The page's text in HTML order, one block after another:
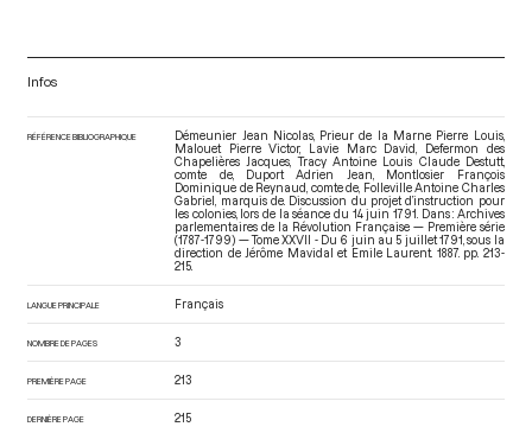
Infos
RÉFÉRENCE BIBLIOGRAPHIQUE
Démeunier Jean Nicolas, Prieur de la Marne Pierre Louis,
Malouet Pierre Victor, Lavie Marc David, Defermon des
Chapelières Jacques, Tracy Antoine Louis Claude Destutt,
comte de, Duport Adrien Jean, Montlosier François
Dominique de Reynaud, comte de, Folleville Antoine Charles
Gabriel, marquis de. Discussion du projet d’instruction pour
les colonies, lors de la séance du 14 juin 1791. Dans : Archives
parlementaires de la Révolution Française — Première série
(1787-1799) — Tome XXVII - Du 6 juin au 5 juillet 1791 , sous la
direction de Jérôme Mavidal et Emile Laurent. 1887. pp. 213-
215.
LANGUE PRINCIPALE Français
NOMBRE DE PAGES 3
PREMIÈRE PAGE 213
DERNIÈRE PAGE 215